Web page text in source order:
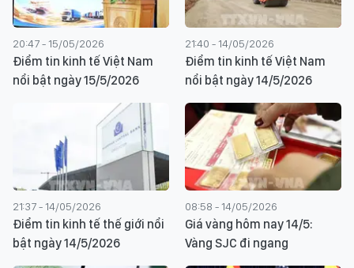
20:47 - 15/05/2026
Điểm tin kinh tế Việt Nam
nổi bật ngày 15/5/2026
21:40 - 14/05/2026
Điểm tin kinh tế Việt Nam
nổi bật ngày 14/5/2026
21:37 - 14/05/2026
Điểm tin kinh tế thế giới nổi
bật ngày 14/5/2026
08:58 - 14/05/2026
Giá vàng hôm nay 14/5:
Vàng SJC đi ngang